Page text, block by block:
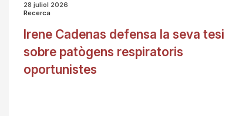
28 juliol 2026
Recerca
Irene Cadenas defensa la seva tesi
sobre patògens respiratoris
oportunistes